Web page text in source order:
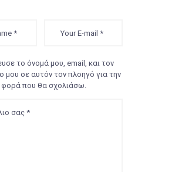
το όνομά μου, email, και τον
μου σε αυτόν τον πλοηγό για την
φορά που θα σχολιάσω.